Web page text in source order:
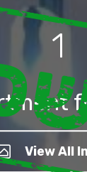
1
View All